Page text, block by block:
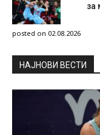
за
posted on 02.08.2026
НAЈНОВИ ВЕСТИ